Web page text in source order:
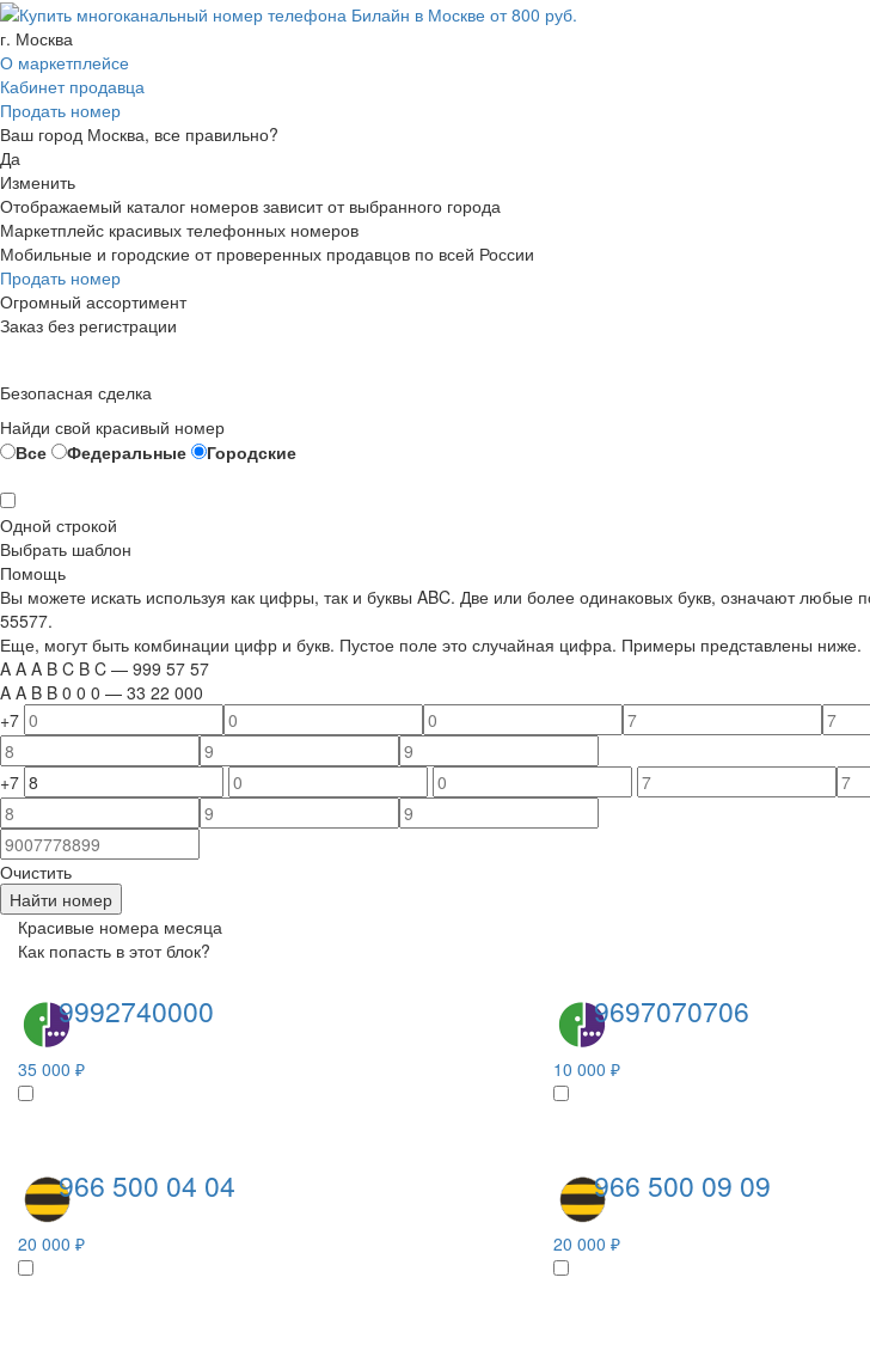
г. Москва
О маркетплейсе
Кабинет продавца
Продать номер
Ваш город Москва, все правильно?
Да
Изменить
Отображаемый каталог номеров зависит от выбранного города
Маркетплейс красивых телефонных номеров
Мобильные и городские от проверенных продавцов по всей России
Продать номер
Огромный ассортимент
Заказ без регистрации
Безопасная сделка
Найди свой красивый номер
Все
Федеральные Городские
Одной строкой
Выбрать шаблон
Помощь
Вы можете искать используя как цифры, так и буквы ABC. Две или более одинаковых букв, означают
55577.
Еще, могут быть комбинации цифр и букв. Пустое поле это случайная цифра. Примеры представлены ниже.
A A A B C B C — 999 57 57
A A B B 0 0 0 — 33 22 000
+7
+7
Очистить
Найти номер
Красивые номера месяца
Как попасть в этот блок?
9992740000
35 000 ₽
9697070706
10 000 ₽
966 500 04 04
20 000 ₽
966 500 09 09
20 000 ₽